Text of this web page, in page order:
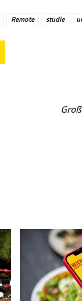
Remote studie